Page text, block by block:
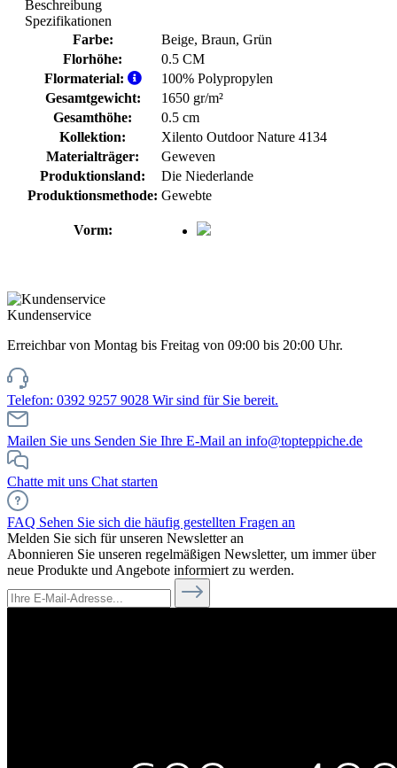
Beschreibung
Spezifikationen
Farbe:
Beige, Braun, Grün
Florhöhe:
0.5 CM
Flormaterial:
100% Polypropylen
Gesamtgewicht:
1650 gr/m²
Gesamthöhe:
0.5 cm
Kollektion:
Xilento Outdoor Nature 4134
Materialträger:
Geweven
Produktionsland:
Die Niederlande
Produktionsmethode: Gewebte
Vorm:
Kundenservice
Erreichbar von Montag bis Freitag von 09:00 bis 20:00 Uhr.
Telefon: 0392 9257 9028 Wir sind für Sie bereit.
Mailen Sie uns Senden Sie Ihre E-Mail an info@topteppiche.de
Chatte mit uns Chat starten
FAQ Sehen Sie sich die häufig gestellten Fragen an
Melden Sie sich für unseren Newsletter an
Abonnieren Sie unseren regelmäßigen Newsletter, um immer über
neue Produkte und Angebote informiert zu werden.